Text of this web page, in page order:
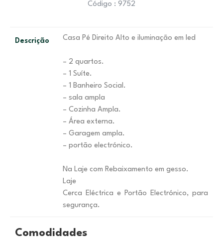
Código : 9752
Descrição Casa Pé Direito Alto e iluminação em led
– 2 quartos.
– 1 Suíte.
– 1 Banheiro Social.
– sala ampla
– Cozinha Ampla.
– Área externa.
– Garagem ampla.
– portão electrónico.
Na Laje com Rebaixamento em gesso.
Laje
Cerca Eléctrica e Portão Electrónico, para
segurança.
Comodidades